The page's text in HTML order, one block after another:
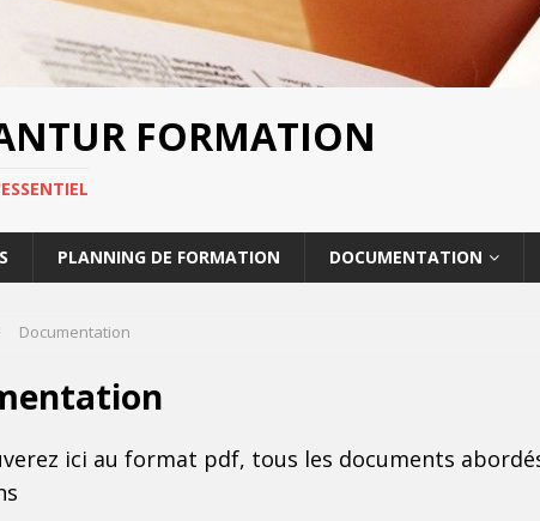
FORMATION
PLANNING DE FORMATION DOCUMENTATION
Documentation
ici au format pdf, tous les documents